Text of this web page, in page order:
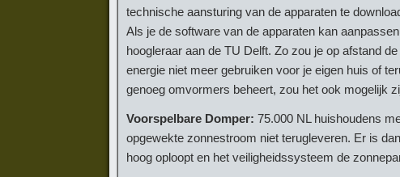
technische aansturing van de apparaten te
Als je de software van de apparaten kan
hoogleraar aan de TU Delft. Zo zou je op afstand
energie niet meer gebruiken voor je eigen huis of
genoeg omvormers beheert, zou het ook mogelijk
Voorspelbare Domper: 75.000 NL huishoudens
opgewekte zonnestroom niet terugleveren. Er is
hoog oploopt en het veiligheidssysteem de